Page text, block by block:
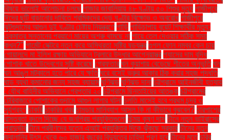
বিষয়ে ভালোই আলোচনা চলছে গাজার জাবালিয়ায় ৪৮ ঘণ্টায় ৫০ শিশুর মৃত্যু গাজীপুরে
ঈদের ছুটি বাড়ানোর দাবিতে শ্রমিকদের দেড় ঘণ্টার বিক্ষোভ ও অবরোধ গাজীপুরে
ঝুটগুদামের আগুন দুই ঘণ্টার চেষ্টায় নিয়ন্ত্রণে গাড়ি গাড়িচাপায় বুয়েট শিক্ষার্থীর মৃত্যু:
একমাত্র সন্তানের প্রয়াণে মায়ের অশ্রু থামছে না গায়ে তেল দেওয়ার সঠিক সময়
কখন?" গার্মেন্ট সেক্টরে নতুন করে অস্থিরতা সৃষ্টির ষড়যন্ত্র গুগল ফোন নম্বর কেন চায়
গোয়ালন্দে মা ইলিশ রক্ষায় অভিযানে ট্রলারে উদ্ধার আগ্নেয়াস্ত্র গ্যাসের দাম বৃদ্ধি
পোশাক খাতে উদ্বেগের সৃষ্টি করেছে গ্রেফতার ঘন কুয়াশায় বেড়েছে শীতের অনুভূতি ঘন
ঘন আঙুল মটকালে হতে পারে যে ক্ষতি ঘরে বসেই ভ্রুর আকার ঠিক করার সহজ পদ্ধতি
ঘাড় ব্যথা কমানোর জন্য সহজ ব্যায়াম ঘূর্ণিঝড় ঘূর্ণিঝড় দানা চট্টগ্রামে আইনজীবী হত্যায়
: যৌথ বাহিনীর অভিযানে গ্রেপ্তার ২০ চট্টগ্রামে ছিনতাইয়ের আতঙ্ক চট্টগ্রামের
টেরিবাজারে পোশাকের গুদামে আগুন লাগার ঘটনা চলতি মাসেই হবে প্রথম চন্দ্র ও
সূর্যগ্রহণ চাকরি চাকরির খবর চামড়ার মানিব্যাগ আসল কি না কীভাবে বুঝবেন? চারপাশের
বাস্তবতা বদলে দিচ্ছে যে জনপ্রিয় প্রযুক্তিগুলো চিন্ময় কৃষ্ণ দাস চীনে নতুন ভাইরাসের
প্রাদুর্ভাব চীনে প্রবীণদের যত্নে এআই প্রযুক্তির দিকে ঝুঁকছে সরকার চীনের নতুন
জ্বালানির উৎস থেকে ৬০ হাজার বছরের বিদ্যুতের চাহিদা পূরণ হবে চীনের মতে চুরির